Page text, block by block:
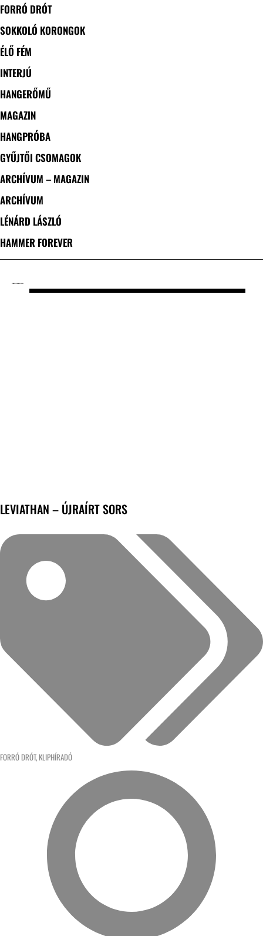
FORRÓ DRÓT
SOKKOLÓ KORONGOK
ÉLŐ FÉM
INTERJÚ
HANGERŐMŰ
MAGAZIN
HANGPRÓBA
GYŰJTŐI CSOMAGOK
ARCHÍVUM – MAGAZIN
ARCHÍVUM
LÉNÁRD LÁSZLÓ
HAMMER FOREVER
LEVIATHAN – ÚJRAÍRT SORS
FORRÓ DRÓT, KLIPHÍRADÓ